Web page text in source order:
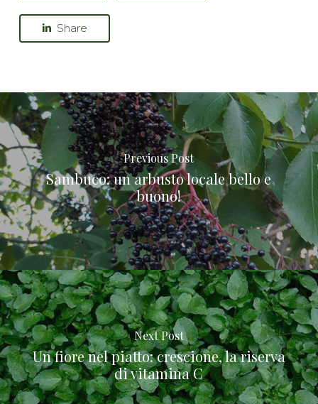
Share
Previous Post
Sambuco: un arbusto locale bello e
buono!
Next Post
Un fiore nel piatto: crescione, la riserva
di vitamina C